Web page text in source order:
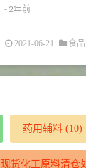
- 2年前
2021-06-21 食
药用辅料 (10)
现货化工原料清仓